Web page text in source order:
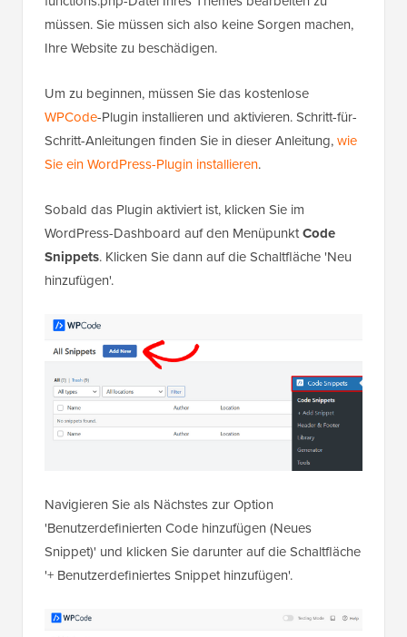
müssen. Sie müssen sich also keine Sorgen machen,
Ihre Website zu beschädigen.
Um zu beginnen, müssen Sie das kostenlose
WPCode-Plugin installieren und aktivieren. Schritt-für-
Schritt-Anleitungen finden Sie in dieser Anleitung,wie
Sie ein WordPress-Plugin installieren.
Sobald das Plugin aktiviert ist, klicken Sie im
WordPress-Dashboard auf den MenüpunktCode
Snippets. Klicken Sie dann auf die Schaltfläche 'Neu
hinzufügen'.
Navigieren Sie als Nächstes zur Option
'Benutzerdefinierten Code hinzufügen (Neues
Snippet)' und klicken Sie darunter auf die Schaltfläche
'+ Benutzerdefiniertes Snippet hinzufügen'.